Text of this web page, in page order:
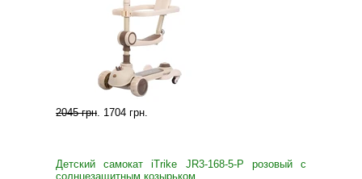
2045 грн. 1704 грн.
Детский самокат iTrike JR3-168-5-P розовый с
солнцезащитным козырьком